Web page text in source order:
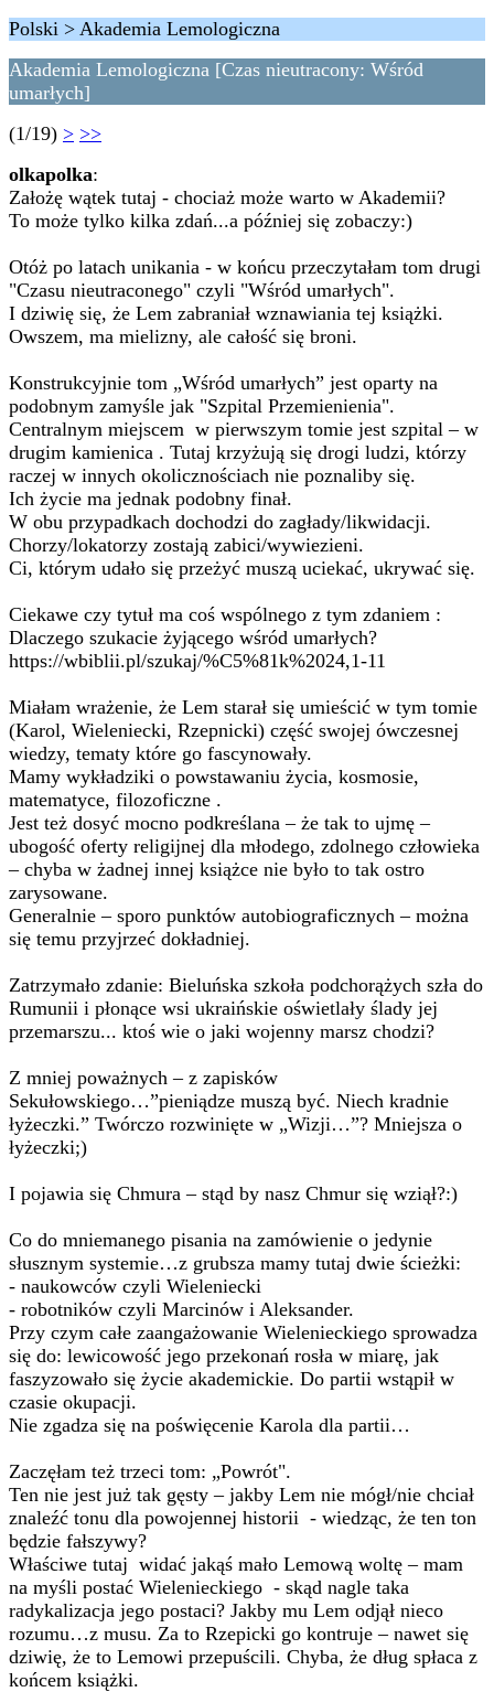
Polski > Akademia Lemologiczna
Akademia Lemologiczna [Czas nieutracony: Wśród
umarłych]
(1/19) > >>
olkapolka:
Założę wątek tutaj - chociaż może warto w Akademii?
To może tylko kilka zdań...a później się zobaczy:)
Otóż po latach unikania - w końcu przeczytałam tom drugi
"Czasu nieutraconego" czyli "Wśród umarłych".
I dziwię się, że Lem zabraniał wznawiania tej książki.
Owszem, ma mielizny, ale całość się broni.
Konstrukcyjnie tom „Wśród umarłych” jest oparty na
podobnym zamyśle jak "Szpital Przemienienia".
Centralnym miejscem w pierwszym tomie jest szpital – w
drugim kamienica . Tutaj krzyżują się drogi ludzi, którzy
raczej w innych okolicznościach nie poznaliby się.
Ich życie ma jednak podobny finał.
W obu przypadkach dochodzi do zagłady/likwidacji.
Chorzy/lokatorzy zostają zabici/wywiezieni.
Ci, którym udało się przeżyć muszą uciekać, ukrywać się.
Ciekawe czy tytuł ma coś wspólnego z tym zdaniem :
Dlaczego szukacie żyjącego wśród umarłych?
https://wbiblii.pl/szukaj/%C5%81k%2024,1-11
Miałam wrażenie, że Lem starał się umieścić w tym tomie
(Karol, Wieleniecki, Rzepnicki) część swojej ówczesnej
wiedzy, tematy które go fascynowały.
Mamy wykładziki o powstawaniu życia, kosmosie,
matematyce, filozoficzne .
Jest też dosyć mocno podkreślana – że tak to ujmę –
ubogość oferty religijnej dla młodego, zdolnego człowieka
– chyba w żadnej innej książce nie było to tak ostro
zarysowane.
Generalnie – sporo punktów autobiograficznych – można
się temu przyjrzeć dokładniej.
Zatrzymało zdanie: Bieluńska szkoła podchorążych szła do
Rumunii i płonące wsi ukraińskie oświetlały ślady jej
przemarszu... ktoś wie o jaki wojenny marsz chodzi?
Z mniej poważnych – z zapisków
Sekułowskiego…”pieniądze muszą być. Niech kradnie
łyżeczki.” Twórczo rozwinięte w „Wizji…”? Mniejsza o
łyżeczki;)
I pojawia się Chmura – stąd by nasz Chmur się wziął?:)
Co do mniemanego pisania na zamówienie o jedynie
słusznym systemie…z grubsza mamy tutaj dwie ścieżki:
- naukowców czyli Wieleniecki
- robotników czyli Marcinów i Aleksander.
Przy czym całe zaangażowanie Wielenieckiego sprowadza
się do: lewicowość jego przekonań rosła w miarę, jak
faszyzowało się życie akademickie. Do partii wstąpił w
czasie okupacji.
Nie zgadza się na poświęcenie Karola dla partii…
Zaczęłam też trzeci tom: „Powrót".
Ten nie jest już tak gęsty – jakby Lem nie mógł/nie chciał
znaleźć tonu dla powojennej historii - wiedząc, że ten ton
będzie fałszywy?
Właściwe tutaj widać jakąś mało Lemową woltę – mam
na myśli postać Wielenieckiego - skąd nagle taka
radykalizacja jego postaci? Jakby mu Lem odjął nieco
rozumu…z musu. Za to Rzepicki go kontruje – nawet się
dziwię, że to Lemowi przepuścili. Chyba, że dług spłaca z
końcem książki.